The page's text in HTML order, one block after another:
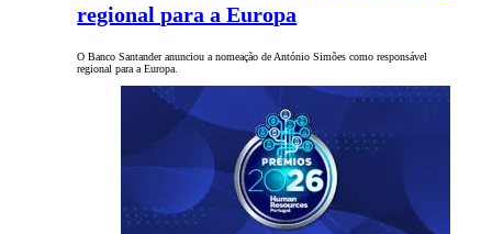
regional para a Europa
O Banco Santander anunciou a nomeação de António Simões como responsável
regional para a Europa.